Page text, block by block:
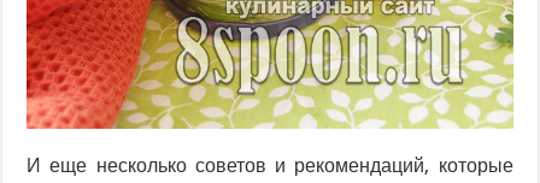
И еще несколько советов и рекомендаций, которые